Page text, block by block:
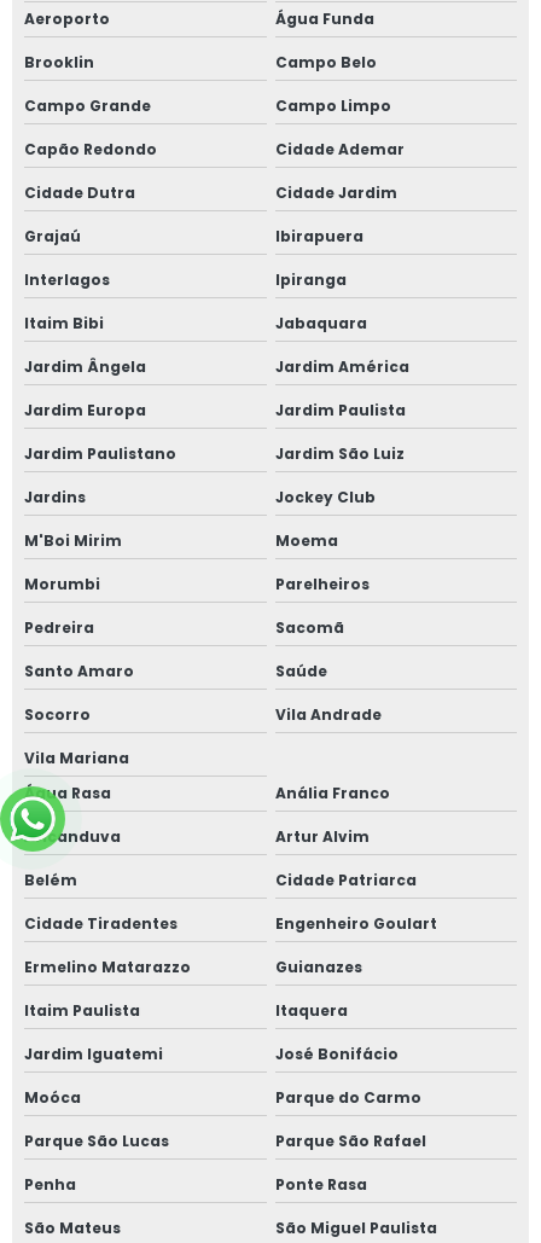
Aeroporto Água Funda
Brooklin Campo Belo
Campo Grande Campo Limpo
Capão Redondo Cidade Ademar
Cidade Dutra Cidade Jardim
Grajaú Ibirapuera
Interlagos Ipiranga
Itaim Bibi Jabaquara
Jardim Ângela Jardim América
Jardim Europa Jardim Paulista
Jardim Paulistano Jardim São Luiz
Jardins Jockey Club
M'Boi Mirim Moema
Morumbi Parelheiros
Pedreira Sacomã
Santo Amaro Saúde
Socorro Vila Andrade
Vila Mariana
Água Rasa
Anália Franco
Aricanduva Artur Alvim
Belém Cidade Patriarca
Cidade Tiradentes Engenheiro Goulart
Ermelino Matarazzo Guianazes
Itaim Paulista Itaquera
Jardim Iguatemi José Bonifácio
Moóca Parque do Carmo
Parque São Lucas Parque São Rafael
Penha Ponte Rasa
São Mateus São Miguel Paulista